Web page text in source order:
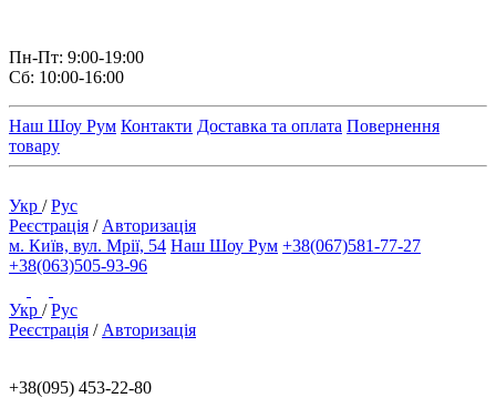
Пн-Пт: 9:00-19:00
Сб: 10:00-16:00
Наш Шоу Рум Контакти Доставка та оплата Повернення
товару
Укр /Рус
Реєстрація / Авторизація
м. Київ, вул. Мрії, 54 Наш Шоу Рум +38(067)581-77-27
+38(063)505-93-96
Укр /Рус
Реєстрація / Авторизація
+38(095) 453-22-80